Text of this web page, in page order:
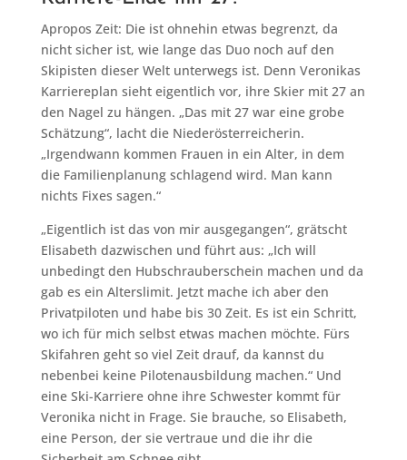
Apropos Zeit: Die ist ohnehin etwas begrenzt, da
nicht sicher ist, wie lange das Duo noch auf den
Skipisten dieser Welt unterwegs ist. Denn Veronikas
Karriereplan sieht eigentlich vor, ihre Skier mit 27 an
den Nagel zu hängen. „Das mit 27 war eine grobe
Schätzung“, lacht die Niederösterreicherin.
„Irgendwann kommen Frauen in ein Alter, in dem
die Familienplanung schlagend wird. Man kann
nichts Fixes sagen.“
„Eigentlich ist das von mir ausgegangen“, grätscht
Elisabeth dazwischen und führt aus: „Ich will
unbedingt den Hubschrauberschein machen und da
gab es ein Alterslimit. Jetzt mache ich aber den
Privatpiloten und habe bis 30 Zeit. Es ist ein Schritt,
wo ich für mich selbst etwas machen möchte. Fürs
Skifahren geht so viel Zeit drauf, da kannst du
nebenbei keine Pilotenausbildung machen.“ Und
eine Ski-Karriere ohne ihre Schwester kommt für
Veronika nicht in Frage. Sie brauche, so Elisabeth,
eine Person, der sie vertraue und die ihr die